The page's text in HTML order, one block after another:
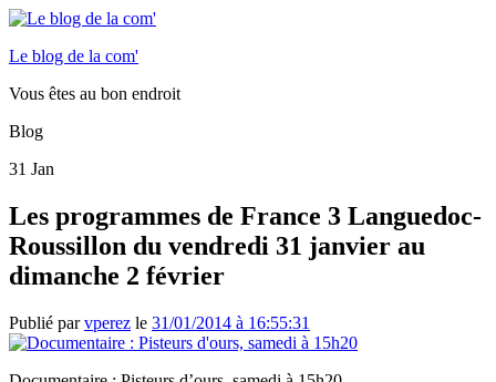
Le blog de la com'
Vous êtes au bon endroit
Blog
31 Jan
Les programmes de France 3 Languedoc-
Roussillon du vendredi 31 janvier au
dimanche 2 février
Publié parvperez le 31/01/2014 à 16:55:31